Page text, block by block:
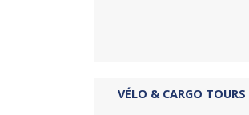
VÉLO & CARGO TOURS